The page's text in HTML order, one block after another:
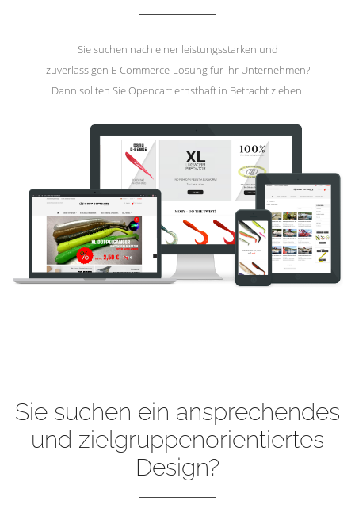
Sie suchen nach einer leistungsstarken und
zuverlässigen E-Commerce-Lösung für Ihr Unternehmen?
Dann sollten Sie Opencart ernsthaft in Betracht ziehen.
Sie suchen ein ansprechendes
und zielgruppenorientiertes
Design?